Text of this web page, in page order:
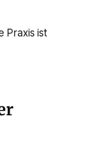
Praxis ist